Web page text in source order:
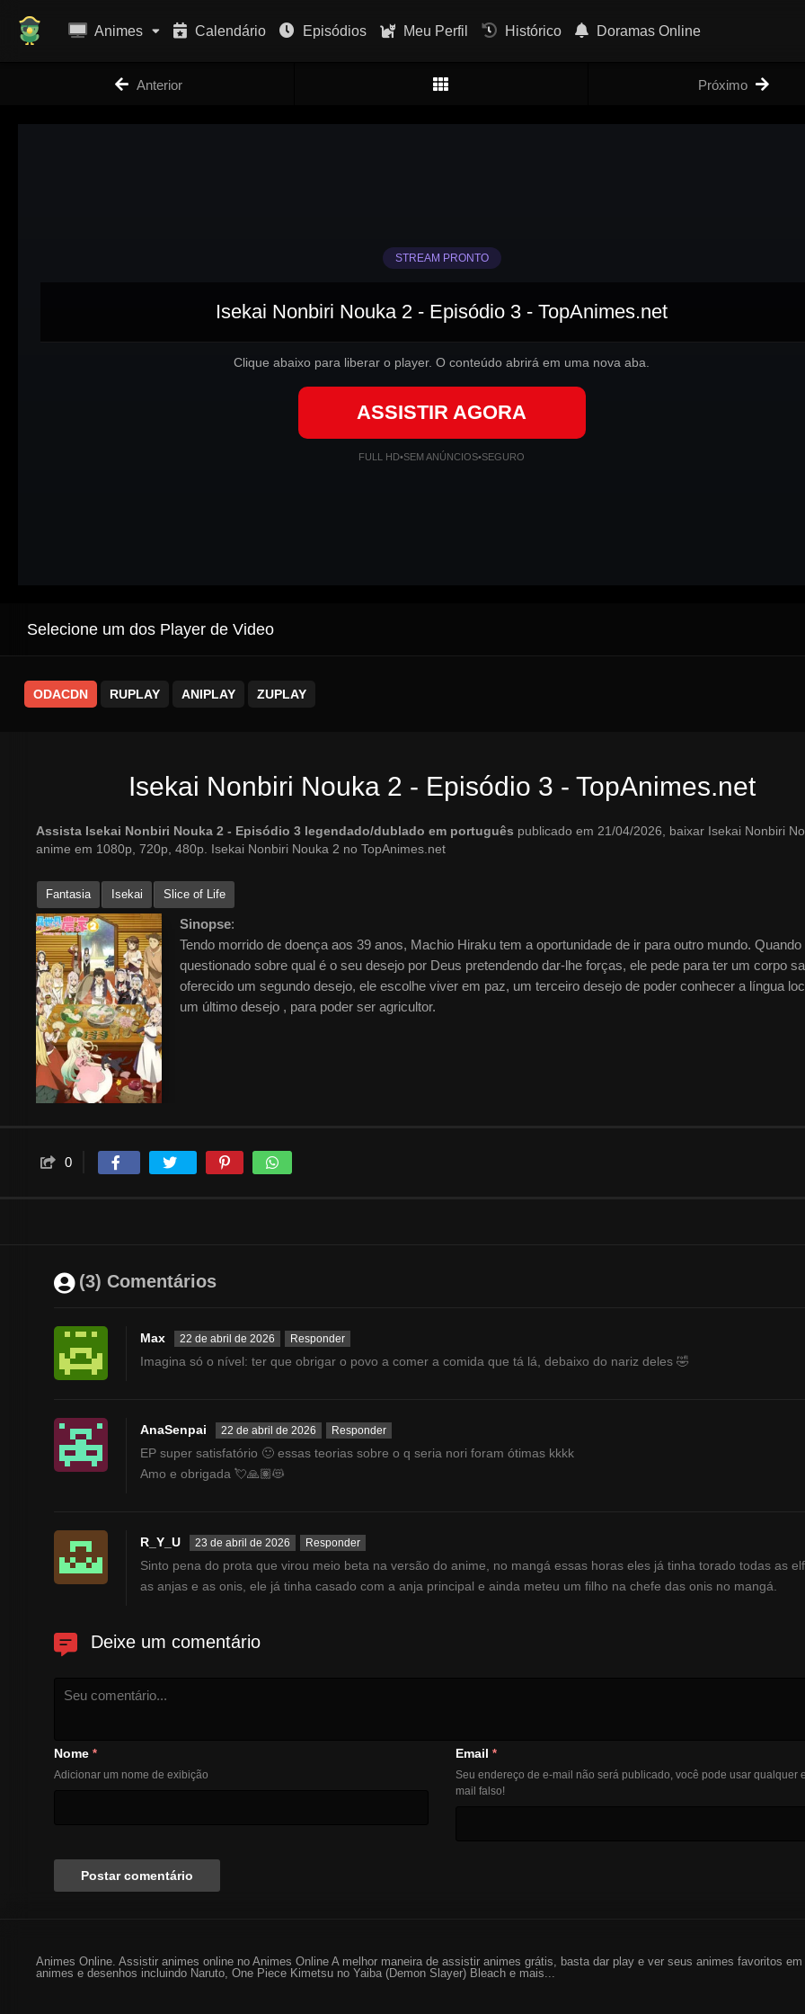
Animes Calendário Episódios Meu Perfil Histórico Doramas Online
Anterior Próximo
STREAM PRONTO
Isekai Nonbiri Nouka 2 - Episódio 3 - TopAnimes.net
Clique abaixo para liberar o player. O conteúdo abrirá em uma nova aba.
ASSISTIR AGORA
FULL HD•SEM ANÚNCIOS•SEGURO
Selecione um dos Player de Video
ODACDN RUPLAY ANIPLAY ZUPLAY
Isekai Nonbiri Nouka 2 - Episódio 3 - TopAnimes.net
Assista Isekai Nonbiri Nouka 2 - Episódio 3 legendado/dublado em português publicado em 21/04/2026, baixar Isekai Nonbiri
anime em 1080p, 720p, 480p. Isekai Nonbiri Nouka 2 no TopAnimes.net
Fantasia Isekai Slice of Life
Sinopse:
Tendo morrido de doença aos 39 anos, Machio Hiraku tem a oportunidade de ir para outro mundo. Quando
questionado sobre qual é o seu desejo por Deus pretendendo dar-lhe forças, ele pede para ter um corpo
oferecido um segundo desejo, ele escolhe viver em paz, um terceiro desejo de poder conhecer a língua
um último desejo , para poder ser agricultor.
0
(3) Comentários
Max 22 de abril de 2026 Responder
Imagina só o nível: ter que obrigar o povo a comer a comida que tá lá, debaixo do nariz deles 🤣
AnaSenpai 22 de abril de 2026 Responder
EP super satisfatório 🙂 essas teorias sobre o q seria nori foram ótimas kkkk
Amo e obrigada 💘🙏🏽😻
R_Y_U 23 de abril de 2026 Responder
Sinto pena do prota que virou meio beta na versão do anime, no mangá essas horas eles já tinha torado todas as
as anjas e as onis, ele já tinha casado com a anja principal e ainda meteu um filho na chefe das onis no mangá.
Deixe um comentário
Nome *
Adicionar um nome de exibição
Email *
Seu endereço de e-mail não será publicado, você pode usar qualquer
mail falso!
Animes Online. Assistir animes online no Animes Online A melhor maneira de assistir animes grátis, basta dar play e ver seus animes favoritos
animes e desenhos incluindo Naruto, One Piece Kimetsu no Yaiba (Demon Slayer) Bleach e mais...